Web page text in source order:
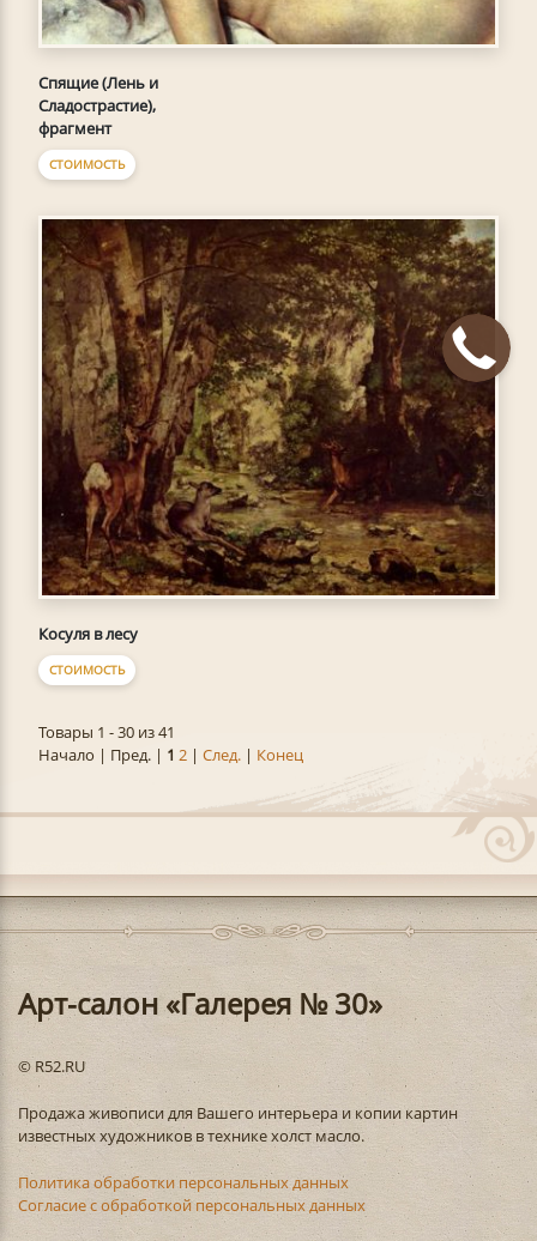
Спящие (Лень и
Сладострастие),
фрагмент
СТОИМОСТЬ
Косуля в лесу
СТОИМОСТЬ
Товары 1 - 30 из 41
Начало | Пред. | 1 2 | След. | Конец
Арт-салон «Галерея № 30»
© R52.RU
Продажа живописи для Вашего интерьера и копии картин
известных художников в технике холст масло.
Политика обработки персональных данных
Согласие с обработкой персональных данных